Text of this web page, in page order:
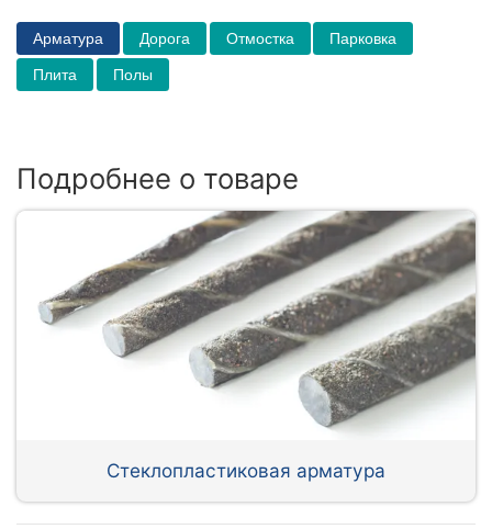
Арматура Дорога Отмостка Парковка
Плита Полы
Подробнее о товаре
Стеклопластиковая арматура